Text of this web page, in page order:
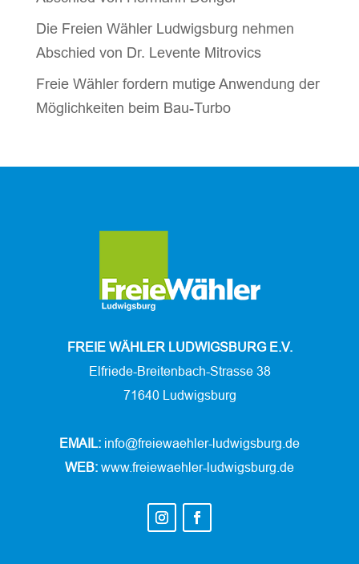
Die Freien Wähler Ludwigsburg nehmen
Abschied von Dr. Levente Mitrovics
Freie Wähler fordern mutige Anwendung der
Möglichkeiten beim Bau-Turbo
FREIE WÄHLER LUDWIGSBURG E.V.
Elfriede-Breitenbach-Strasse 38
71640 Ludwigsburg
EMAIL: info@freiewaehler-ludwigsburg.de
WEB: www.freiewaehler-ludwigsburg.de